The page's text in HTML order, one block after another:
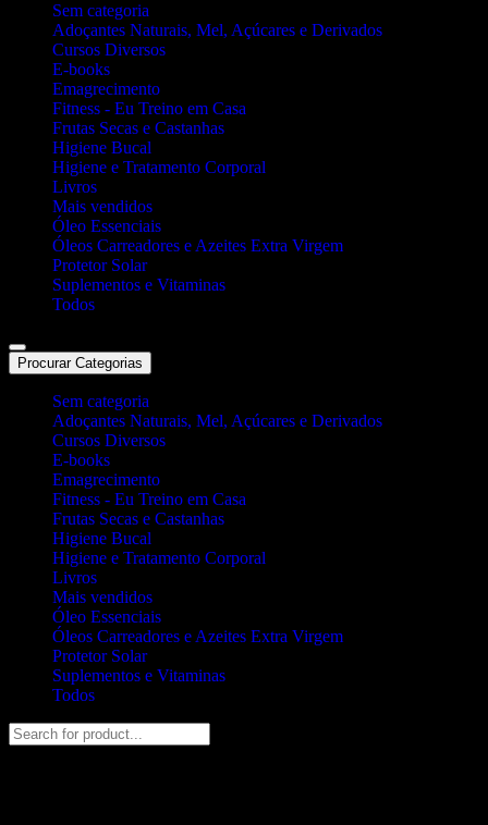
Sem categoria
Adoçantes Naturais, Mel, Açúcares e Derivados
Cursos Diversos
E-books
Emagrecimento
Fitness - Eu Treino em Casa
Frutas Secas e Castanhas
Higiene Bucal
Higiene e Tratamento Corporal
Livros
Mais vendidos
Óleo Essenciais
Óleos Carreadores e Azeites Extra Virgem
Protetor Solar
Suplementos e Vitaminas
Todos
Procurar Categorias
Sem categoria
Adoçantes Naturais, Mel, Açúcares e Derivados
Cursos Diversos
E-books
Emagrecimento
Fitness - Eu Treino em Casa
Frutas Secas e Castanhas
Higiene Bucal
Higiene e Tratamento Corporal
Livros
Mais vendidos
Óleo Essenciais
Óleos Carreadores e Azeites Extra Virgem
Protetor Solar
Suplementos e Vitaminas
Todos